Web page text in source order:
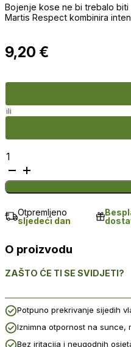
Bojenje kose ne bi trebalo biti
Martis Respect kombinira
9,20 €
ili
Respect
R17
Mahagoni
Otpremljeno
sljedeći dan
O proizvodu
ZAŠTO ĆE TI SE SVIDJETI?
Potpuno prekrivanje sijedih
Iznimna otpornost na sunce,
Bez iritacija i neugodnih